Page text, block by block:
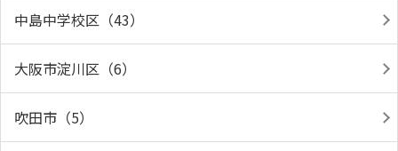
中島中学校区（43）
大阪市淀川区（6）
吹田市（5）